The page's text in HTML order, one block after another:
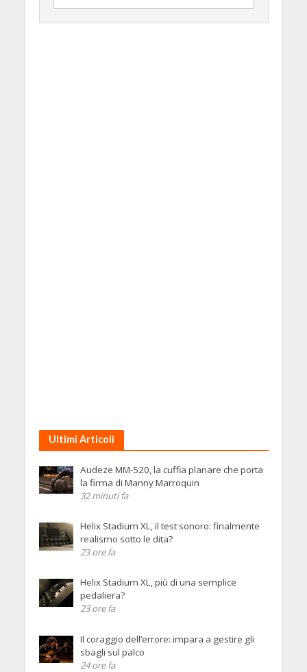
Ultimi Articoli
Audeze MM-520, la cuffia planare che porta
la firma di Manny Marroquin
32 minuti fa
Helix Stadium XL, il test sonoro: finalmente
realismo sotto le dita?
23 ore fa
Helix Stadium XL, più di una semplice
pedaliera?
23 ore fa
Il coraggio dell’errore: impara a gestire gli
sbagli sul palco
24 ore fa